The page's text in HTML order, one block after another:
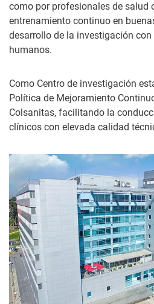
como por profesionales de salud
entrenamiento continuo en
desarrollo de la investigación
humanos.
Como Centro de investigación
Política de Mejoramiento
Colsanitas, facilitando la
clínicos con elevada calidad